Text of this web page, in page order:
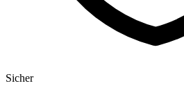
Sicher